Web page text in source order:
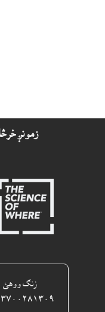
زمونږ
زنګ ووهئ